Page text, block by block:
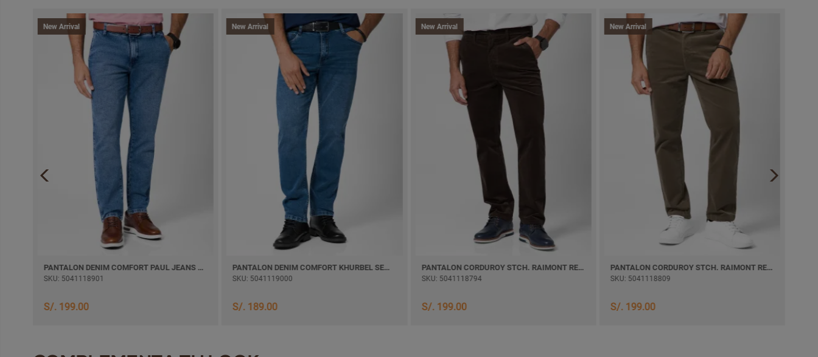
New Arrival
PANTALON DENIM COMFORT PAUL JEANS SEMI PITILLO
SKU: 5041118901
S/. 199.00
New Arrival
PANTALON DENIM COMFORT KHURBEL SEMI PITILLO
SKU: 5041119000
S/. 189.00
New Arrival
PANTALON CORDUROY STCH. RAIMONT RECTO
SKU: 5041118794
S/. 199.00
New Arrival
PANTALON CORDUROY STCH. RAIMONT RECTO
SKU: 5041118809
S/. 199.00